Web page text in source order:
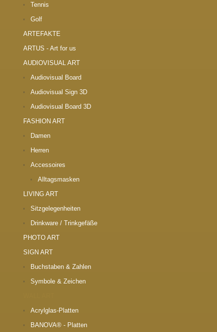
Tennis
Golf
ARTEFAKTE
ARTUS - Art for us
AUDIOVISUAL ART
Audiovisual Board
Audiovisual Sign 3D
Audiovisual Board 3D
FASHION ART
Damen
Herren
Accessoires
Alltagsmasken
LIVING ART
Sitzgelegenheiten
Drinkware / Trinkgefäße
PHOTO ART
SIGN ART
Buchstaben & Zahlen
Symbole & Zeichen
Acrylglas-Platten
BANOVA® - Platten